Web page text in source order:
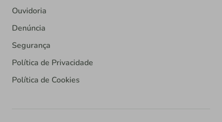
Ouvidoria
Denúncia
Segurança
Política de Privacidade
Política de Cookies